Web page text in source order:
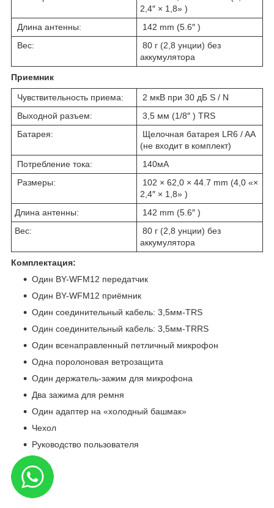
2,4″ × 1,8» )
Длина антенны:
142 mm (5.6″ )
Вес:
80 г (2,8 унции) без
аккумулятора
Приемник
Чувствительность приема:
2 мкВ при 30 дБ S / N
Выходной разъем:
3,5 мм (1/8″ ) TRS
Батарея:
Щелочная батарея LR6 / AA
(не входит в комплект)
Потребление тока:
140мА
Размеры:
102 × 62,0 × 44.7 mm (4,0 «×
2,4″ × 1,8» )
Длина антенны:
142 mm (5.6″ )
Вес:
80 г (2,8 унции) без
аккумулятора
Комплектация:
Один BY-WFM12 передатчик
Один BY-WFM12 приёмник
Один соединительный кабель: 3,5мм-TRS
Один соединительный кабель: 3,5мм-TRRS
Один всенаправленный петличный микрофон
Одна поролоновая ветрозащита
Один держатель-зажим для микрофона
Два зажима для ремня
Один адаптер на «холодный башмак»
Чехол
Руководство пользователя